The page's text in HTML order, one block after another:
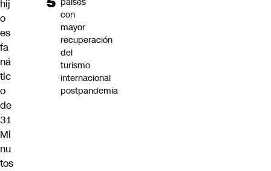
hij
o
es
fa
ná
tic
o
de
31
Mi
nu
tos
con
mayor
recuperación
del
turismo
internacional
postpandemia